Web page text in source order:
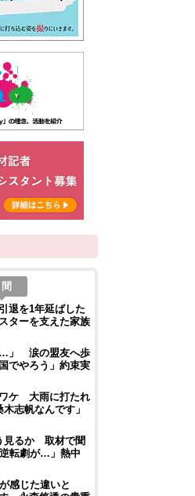
退を1年延ばした
ターを支えた家族
…」 涙の盟友へ歩
でやろう」約束実
ケ 大雨に打たれ
志帆なんです」
見るか 取材で聞
転劇が…」熱中
感じた違いと